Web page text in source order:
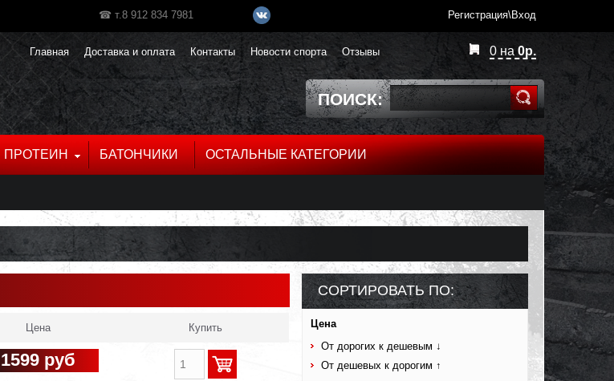
☎ т.8 912 834 7981 Регистрация\Вход
0 на 0р.
Главная Доставка и оплата Контакты Новости спорта Отзывы
ПОИСК:
ПРОТЕИН БАТОНЧИКИ ОСТАЛЬНЫЕ КАТЕГОРИИ
СОРТИРОВАТЬ ПО:
Цена
От дорогих к дешевым ↓
От дешевых к дорогим ↑
Цена Купить
1599 руб